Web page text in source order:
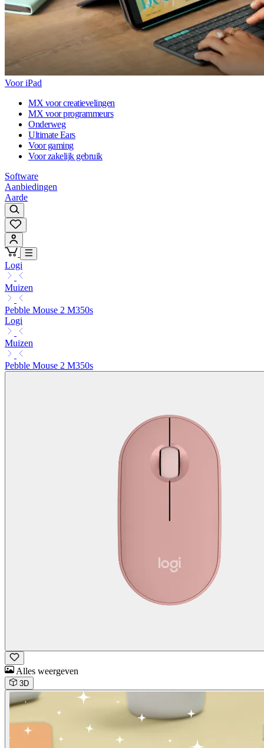
Voor iPad
MX voor creatievelingen
MX voor programmeurs
Onderweg
Ultimate Ears
Voor gaming
Voor zakelijk gebruik
Software
Aanbiedingen
Aarde
Logi
Muizen
Pebble Mouse 2 M350s
Logi
Muizen
Pebble Mouse 2 M350s
Alles weergeven
3D